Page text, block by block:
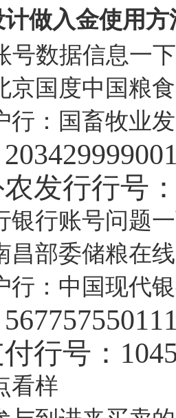
做入金使用方
号数据信息一
京国度中国粮
行：国畜牧业
发行行号
银行账号问题
昌部委储粮在
行：中国现代
行号：
看样